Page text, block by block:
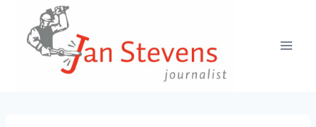
Doorgaan
inhoud